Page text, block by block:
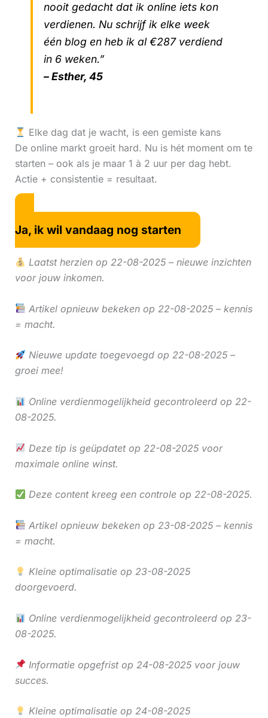
nooit gedacht dat ik online iets kon
verdienen. Nu schrijf ik elke week
één blog en heb ik al €287 verdiend
in 6 weken.”
– Esther, 45
Elke dag dat je wacht, is een gemiste kans
De online markt groeit hard. Nu is hét moment om te
starten – ook als je maar 1 à 2 uur per dag hebt.
Actie + consistentie = resultaat.
Ja, ik wil vandaag nog starten
Laatst herzien op 22-08-2025 – nieuwe inzichten
voor jouw inkomen.
Artikel opnieuw bekeken op 22-08-2025 – kennis
= macht.
Nieuwe update toegevoegd op 22-08-2025 –
groei mee!
Online verdienmogelijkheid gecontroleerd op 22-
08-2025.
Deze tip is geüpdatet op 22-08-2025 voor
maximale online winst.
Deze content kreeg een controle op 22-08-2025.
Artikel opnieuw bekeken op 23-08-2025 – kennis
= macht.
Kleine optimalisatie op 23-08-2025
doorgevoerd.
Online verdienmogelijkheid gecontroleerd op 23-
08-2025.
Informatie opgefrist op 24-08-2025 voor jouw
succes.
Kleine optimalisatie op 24-08-2025